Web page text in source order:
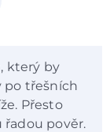
který by
po třešních
Přesto
pověr.